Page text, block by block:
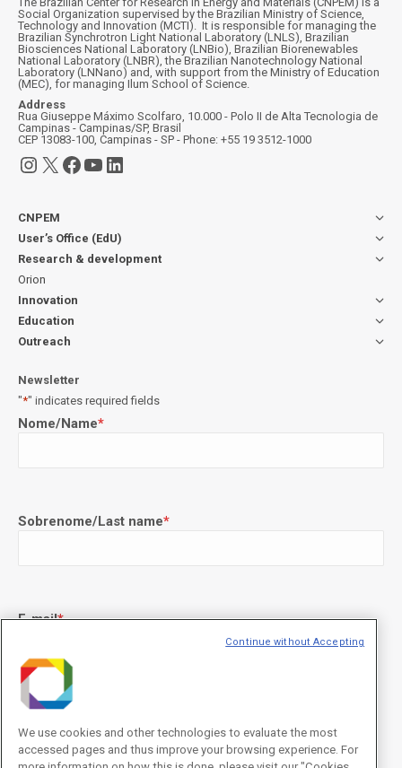
Social Organization supervised by the Brazilian Ministry of Science,
Technology and Innovation (MCTI). It is responsible for managing the
Brazilian Synchrotron Light National Laboratory (LNLS), Brazilian
Biosciences National Laboratory (LNBio), Brazilian Biorenewables
National Laboratory (LNBR), the Brazilian Nanotechnology National
Laboratory (LNNano) and, with support from the Ministry of Education
(MEC), for managing Ilum School of Science.
Address
Rua Giuseppe Máximo Scolfaro, 10.000 - Polo II de Alta Tecnologia de
Campinas - Campinas/SP, Brasil
CEP 13083-100, Campinas - SP - Phone: +55 19 3512-1000
Instagram
X Facebook
YouTube
LinkedIn
CNPEM
User’s Office (EdU)
Research & development
Orion
Innovation
Education
Outreach
Newsletter
"*" indicates required fields
Nome/Name*
Sobrenome/Last name*
E-mail*
Concordo com os termos de uso descritos naPolítica de
Privacidade
/I agree to the terms of use described in the
Privacy
Policy.
We use cookies and other technologies to evaluate the most
accessed pages and thus improve your browsing experience. For
Continue without Accepting